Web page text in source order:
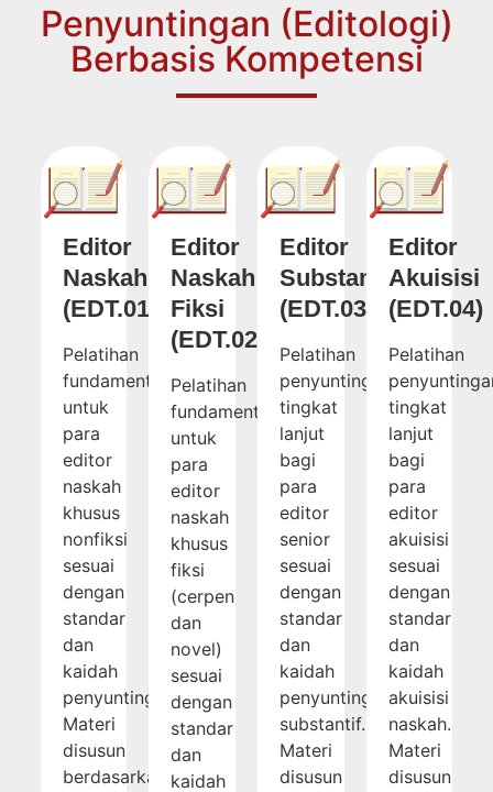
Penyuntingan (Editologi)
Berbasis Kompetensi
Editor
Naskah
(EDT.01)
Pelatihan
fundamental
untuk
para
editor
naskah
khusus
nonfiksi
sesuai
dengan
standar
dan
kaidah
penyuntingan.
Materi
disusun
berdasarkan
Editor
Naskah
Fiksi
(EDT.02)
Pelatihan
fundamental
untuk
para
editor
naskah
khusus
fiksi
(cerpen
dan
novel)
sesuai
dengan
standar
dan
kaidah
Editor
Substantif
(EDT.03)
Pelatihan
penyuntingan
tingkat
lanjut
bagi
para
editor
senior
sesuai
dengan
standar
dan
kaidah
penyuntingan
substantif.
Materi
disusun
Editor
Akuisisi
(EDT.04)
Pelatihan
tingkat
lanjut
bagi
para
editor
akuisisi
sesuai
dengan
standar
dan
kaidah
akuisisi
naskah.
Materi
disusun